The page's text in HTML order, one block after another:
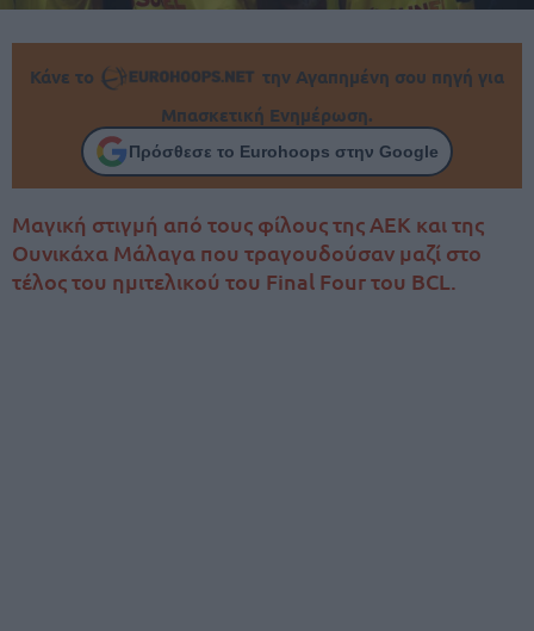
Κάνε το
την Αγαπημένη σου πηγή για
Μπασκετική Ενημέρωση.
Πρόσθεσε το Eurohoops στην Google
Μαγική στιγμή από τους φίλους της ΑΕΚ και της
Ουνικάχα Μάλαγα που τραγουδούσαν μαζί στο
τέλος του ημιτελικού του Final Four του BCL.